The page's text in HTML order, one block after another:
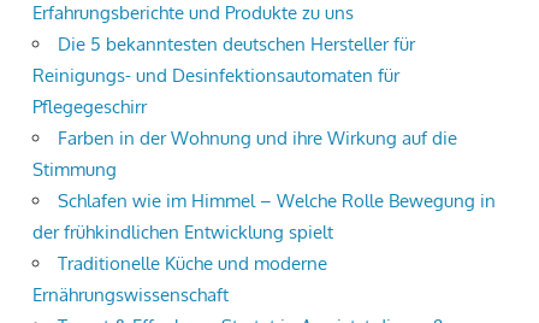
Erfahrungsberichte und Produkte zu uns
Die 5 bekanntesten deutschen Hersteller für
Reinigungs- und Desinfektionsautomaten für
Pflegegeschirr
Farben in der Wohnung und ihre Wirkung auf die
Stimmung
Schlafen wie im Himmel – Welche Rolle Bewegung in
der frühkindlichen Entwicklung spielt
Traditionelle Küche und moderne
Ernährungswissenschaft